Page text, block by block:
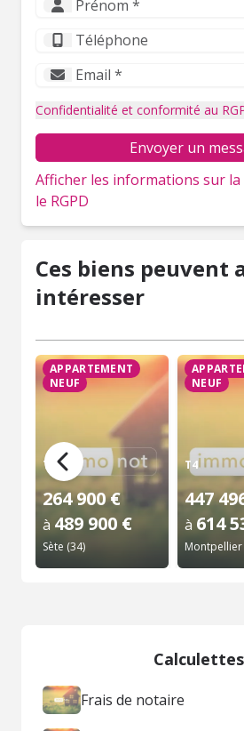
Confidentialité et conformité au
Envoyer un
Afficher les informations sur
le RGPD
Ces biens peuvent
intéresser
APPARTEMENT
NEUF
T4
264 900 €
à 489 900 €
Sète (34)
NEUF
T4
447
à 614
Montpellier
Calculettes
Frais de notaire